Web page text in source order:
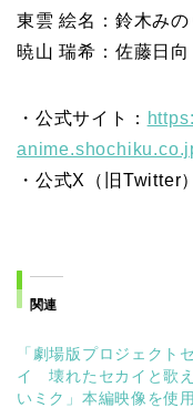
東雲 絵名：鈴木みの
暁山 瑞希：佐藤日向
・公式サイト：
・公式X（旧Twitter
関連
「劇場版プロジェクト
イ 壊れたセカイと歌
いミク」本編映像を使